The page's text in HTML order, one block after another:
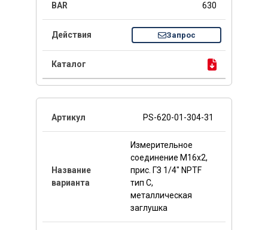
630
Запрос
PS-620-01-304-31
Измерительное
соединение M16x2,
прис. ГЗ 1/4" NPTF
тип C,
металлическая
заглушка